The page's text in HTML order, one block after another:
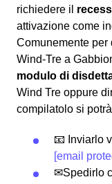
richiedere il
attivazione come
Comunemente per
Wind-Tre a
modulo di
Wind Tre oppure
compilatolo si
📧 Inviarlo
[email
✉Spedirlo